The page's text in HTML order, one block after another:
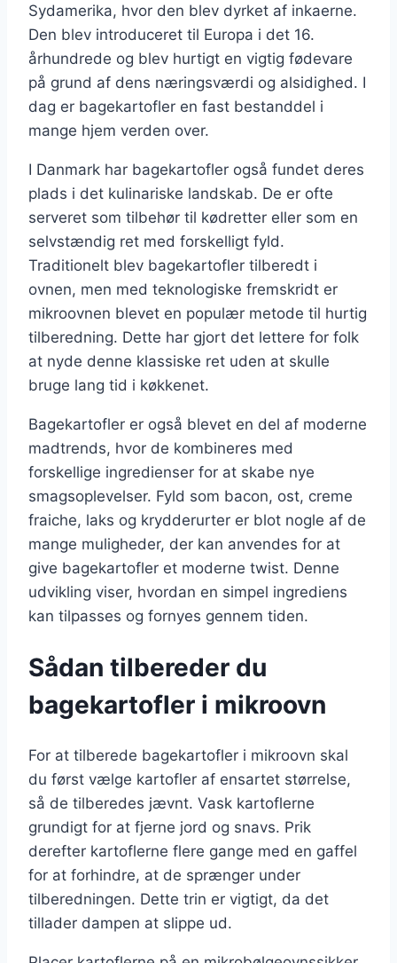
Sydamerika, hvor den blev dyrket af inkaerne.
Den blev introduceret til Europa i det 16.
århundrede og blev hurtigt en vigtig fødevare
på grund af dens næringsværdi og alsidighed. I
dag er bagekartofler en fast bestanddel i
mange hjem verden over.
I Danmark har bagekartofler også fundet deres
plads i det kulinariske landskab. De er ofte
serveret som tilbehør til kødretter eller som en
selvstændig ret med forskelligt fyld.
Traditionelt blev bagekartofler tilberedt i
ovnen, men med teknologiske fremskridt er
mikroovnen blevet en populær metode til hurtig
tilberedning. Dette har gjort det lettere for folk
at nyde denne klassiske ret uden at skulle
bruge lang tid i køkkenet.
Bagekartofler er også blevet en del af moderne
madtrends, hvor de kombineres med
forskellige ingredienser for at skabe nye
smagsoplevelser. Fyld som bacon, ost, creme
fraiche, laks og krydderurter er blot nogle af de
mange muligheder, der kan anvendes for at
give bagekartofler et moderne twist. Denne
udvikling viser, hvordan en simpel ingrediens
kan tilpasses og fornyes gennem tiden.
Sådan tilbereder du
bagekartofler i mikroovn
For at tilberede bagekartofler i mikroovn skal
du først vælge kartofler af ensartet størrelse,
så de tilberedes jævnt. Vask kartoflerne
grundigt for at fjerne jord og snavs. Prik
derefter kartoflerne flere gange med en gaffel
for at forhindre, at de sprænger under
tilberedningen. Dette trin er vigtigt, da det
tillader dampen at slippe ud.